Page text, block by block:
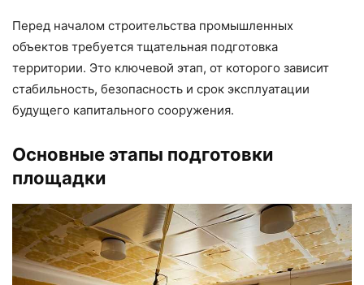
Перед началом строительства промышленных
объектов требуется тщательная подготовка
территории. Это ключевой этап, от которого зависит
стабильность, безопасность и срок эксплуатации
будущего капитального сооружения.
Основные этапы подготовки
площадки